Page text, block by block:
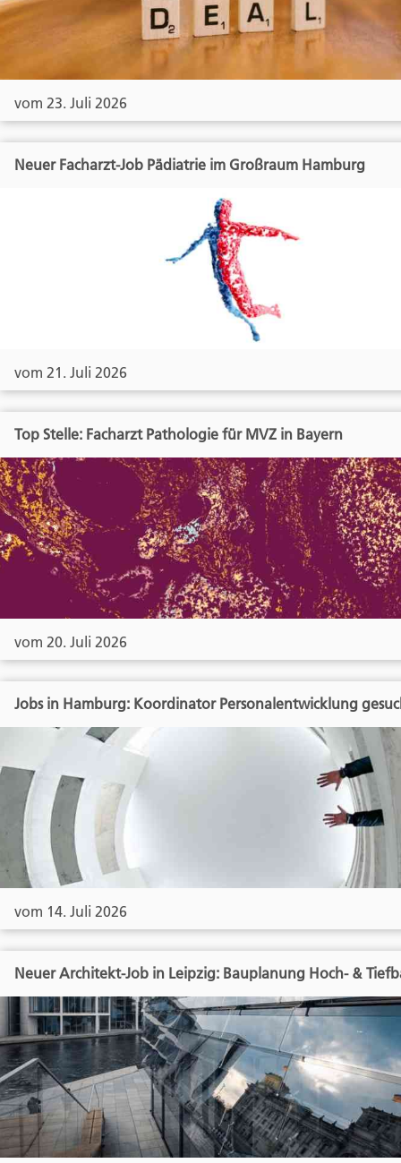
vom 23. Juli 2026
Neuer Facharzt-Job Pädiatrie im Großraum Hamburg
vom 21. Juli 2026
Top Stelle: Facharzt Pathologie für MVZ in Bayern
vom 20. Juli 2026
Jobs in Hamburg: Koordinator Personalentwicklung
vom 14. Juli 2026
Neuer Architekt-Job in Leipzig: Bauplanung Hoch- &